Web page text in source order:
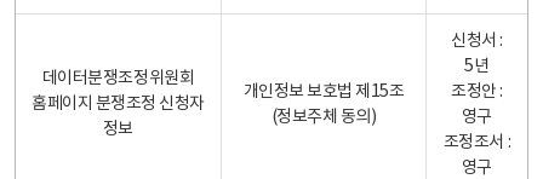
데이터분쟁조정위원회
홈페이지 분쟁조정 신청자
정보
개인정보 보호법 제15조
(정보주체 동의)
신청서 :
5년
조정안 :
영구
조정조서 :
영구